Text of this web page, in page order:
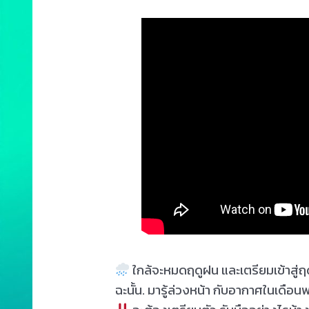
ใกล้จะหมดฤดูฝน และเตรียมเข้าสู่
ฉะนั้น. มารู้ล่วงหน้า กับอากาศในเดือ